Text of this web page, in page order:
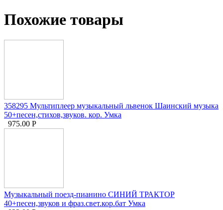
Похожие товары
358295 Мультиплеер музыкальный львенок Шаинский музыка
50+песен,стихов,звуков. кор. Умка
975.00 Р
Музыкальный поезд-пианино СИНИЙ ТРАКТОР
40+песен,звуков и фраз.свет.кор.бат Умка